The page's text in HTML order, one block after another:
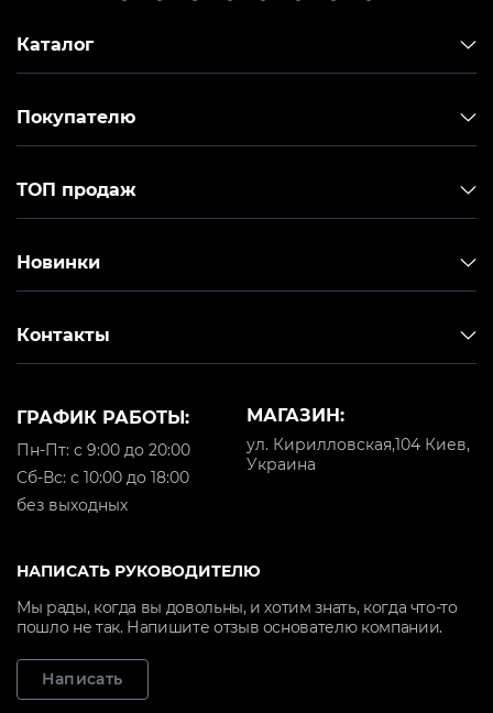
Каталог
Покупателю
ТОП продаж
Новинки
Контакты
МАГАЗИН:
ул. Кирилловская,104 Киев,
Украина
ГРАФИК РАБОТЫ:
Пн-Пт: с 9:00 до 20:00
Cб-Вс: с 10:00 до 18:00
без выходных
НАПИСАТЬ РУКОВОДИТЕЛЮ
Мы рады, когда вы довольны, и хотим знать, когда что-то
пошло не так. Напишите отзыв основателю компании.
Написать